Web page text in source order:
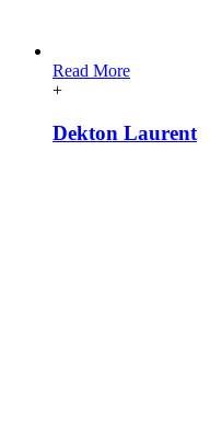
Read More
+
Dekton Laurent